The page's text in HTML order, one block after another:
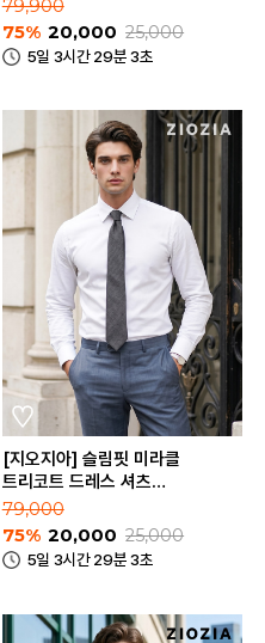
79,900
75% 20,000 25,000
5일 3시간 29분 3초
[지오지아] 슬림핏 미라클
트리코트 드레스 셔츠
(AEE5WD1103_A)
79,000
75% 20,000 25,000
5일 3시간 29분 3초